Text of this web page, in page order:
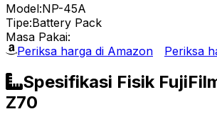
Model:NP-45A
Tipe:Battery Pack
Masa Pakai:
Periksa harga di Amazon
Periksa
Spesifikasi Fisik
Z70